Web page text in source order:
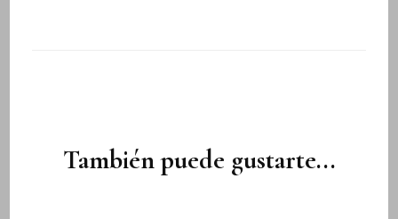
entradas
También puede gustarte...